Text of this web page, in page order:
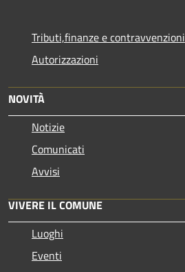
Tributi,finanze e contravvenzioni
Autorizzazioni
NOVITÀ
Notizie
Comunicati
Avvisi
VIVERE IL COMUNE
Luoghi
Eventi